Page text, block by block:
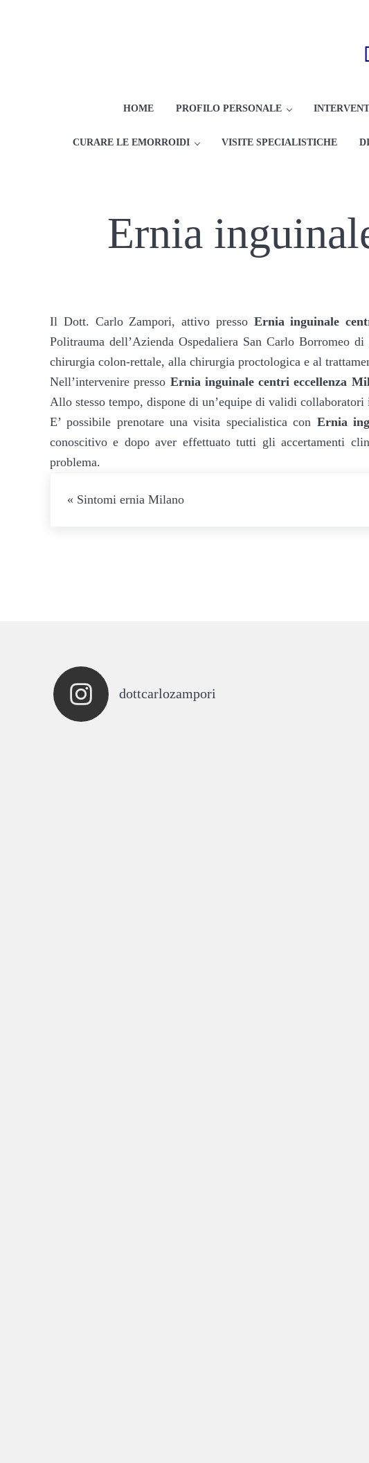
HOME PROFILO PERSONALE
CURARE LE EMORROIDI VISITE SPECIALISTICHE
Ernia
Il Dott. Carlo Zampori, ​attivo pressoErnia inguinale
Politrauma dell’Azienda Ospedaliera San Carlo Borromeo
chirurgia colon-rettale, alla chirurgia proctologica e al
Nell’intervenire presso Ernia inguinale centri eccellenza
Allo stesso tempo, dispone di un’equipe di validi
E’ possibile prenotare una visita specialistica con Ernia
conoscitivo e dopo aver effettuato tutti gli accertamenti
problema.
« Sintomi ernia Milano
dottcarlozampori